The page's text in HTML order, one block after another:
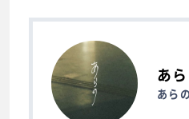
あ
あらの